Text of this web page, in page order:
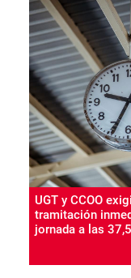
UGT y CCOO
tramitación
jornada a las